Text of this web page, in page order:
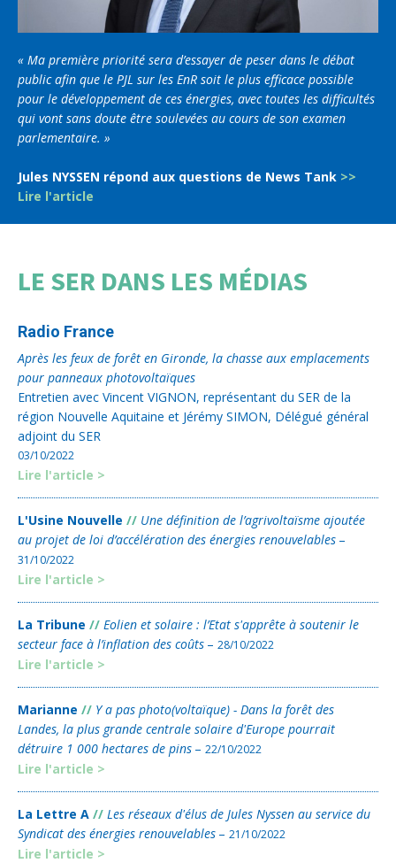
« Ma première priorité sera d’essayer de peser dans le débat
public afin que le PJL sur les EnR soit le plus efficace possible
pour le développement de ces énergies, avec toutes les difficultés
qui vont sans doute être soulevées au cours de son examen
parlementaire. »
Jules NYSSEN répond aux questions de News Tank >>
Lire l'article
LE SER DANS LES MÉDIAS
Radio France
Après les feux de forêt en Gironde, la chasse aux emplacements
pour panneaux photovoltaïques
Entretien avec Vincent VIGNON, représentant du SER de la
région Nouvelle Aquitaine et Jérémy SIMON, Délégué général
adjoint du SER
03/10/2022
Lire l'article >
L'Usine Nouvelle // Une définition de l’agrivoltaïsme ajoutée
au projet de loi d’accélération des énergies renouvelables –
31/10/2022
Lire l'article >
La Tribune // Eolien et solaire : l’Etat s'apprête à soutenir le
secteur face à l’inflation des coûts – 28/10/2022
Lire l'article >
Marianne // Y a pas photo(voltaïque) - Dans la forêt des
Landes, la plus grande centrale solaire d'Europe pourrait
détruire 1 000 hectares de pins – 22/10/2022
Lire l'article >
La Lettre A // Les réseaux d'élus de Jules Nyssen au service du
Syndicat des énergies renouvelables – 21/10/2022
Lire l'article >